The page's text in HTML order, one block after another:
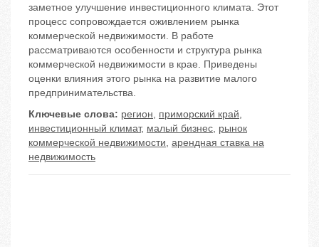
заметное улучшение инвестиционного климата. Этот
процесс сопровождается оживлением рынка
коммерческой недвижимости. В работе
рассматриваются особенности и структура рынка
коммерческой недвижимости в крае. Приведены
оценки влияния этого рынка на развитие малого
предпринимательства.
Ключевые слова: регион, приморский край,
инвестиционный климат, малый бизнес, рынок
коммерческой недвижимости, арендная ставка на
недвижимость